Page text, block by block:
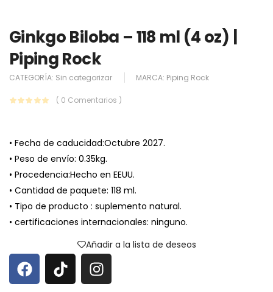
Ginkgo Biloba – 118 ml (4 oz) |
Piping Rock
CATEGORÍA: Sin categorizar MARCA: Piping Rock
( 0 Comentarios )
• Fecha de caducidad:Octubre 2027.
• Peso de envío: 0.35kg.
• Procedencia:Hecho en EEUU.
• Cantidad de paquete: 118 ml.
• Tipo de producto : suplemento natural.
• certificaciones internacionales: ninguno.
Añadir a la lista de deseos